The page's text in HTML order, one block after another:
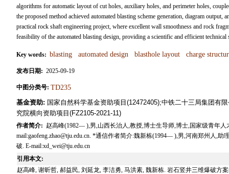
algorithms for automatic layout of cut holes, auxiliary holes, and perimeter holes,
the proposed method achieved automated blasting scheme generation, diagram
practical rock shaft engineering project, where excellent wall smoothness and rock
feasibility of the automated blasting design, providing a scientific and efficient
Key words: blasting automated design blasthole layout charge
发布日期: 2025-09-19
中图分类号: TD235
基金资助: 国家自然科学基金资助项目(12472405);中铁二十三局集团有
究院横向资助项目(FZ2105-2021-11)
作者简介: 赵高峰(1982— ),男,山西长治人,教授,博士生导师,博士,国家级青年
mail:gaofeng.zhao@tju.edu.cn. *通信作者简介:魏新栋(1994— ),男,河南郑州人,
破. E-mail:xd_wei@tju.edu.cn
引用本文:
赵高峰, 谢昕哲, 郝益民, 刘延龙, 李洁勇, 马洪素, 魏新栋. 岩石竖井三维爆破方